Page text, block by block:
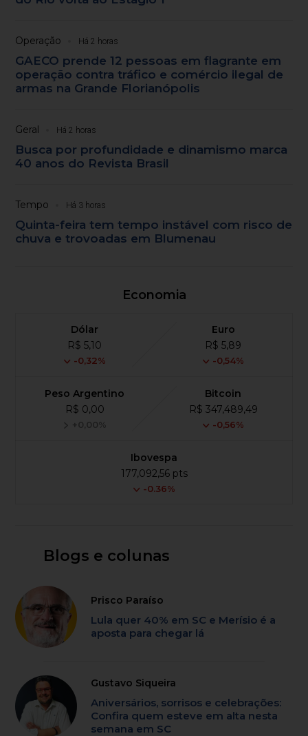
Operação Há 2 horas
GAECO prende 12 pessoas em flagrante em
operação contra tráfico e comércio ilegal de
armas na Grande Florianópolis
Geral Há 2 horas
Busca por profundidade e dinamismo marca
40 anos do Revista Brasil
Tempo Há 3 horas
Quinta-feira tem tempo instável com risco de
chuva e trovoadas em Blumenau
Economia
Dólar
R$ 5,10
-0,32%
Euro
R$ 5,89
-0,54%
Peso Argentino
R$ 0,00
+0,00%
Bitcoin
R$ 347,489,49
-0,56%
Ibovespa
177,092,56 pts
-0.36%
Blogs e colunas
Prisco Paraíso
Lula quer 40% em SC e Merísio é a
aposta para chegar lá
Gustavo Siqueira
Aniversários, sorrisos e celebrações:
Confira quem esteve em alta nesta
semana em SC